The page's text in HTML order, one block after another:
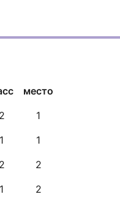
место
1
1
2
2